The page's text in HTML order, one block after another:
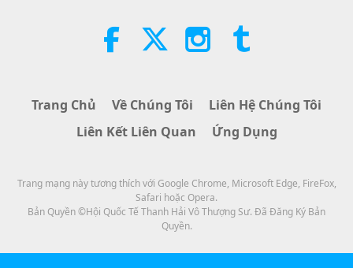
Trang Chủ Về Chúng Tôi
Liên Hệ Chúng Tôi
Liên Kết Liên Quan
Ứng Dụng
Trang mạng này tương thích với Google Chrome, Microsoft Edge, FireFox,
Safari hoặc Opera.
Bản Quyền ©Hội Quốc Tế Thanh Hải Vô Thượng Sư. Đã Đăng Ký Bản
Quyền.